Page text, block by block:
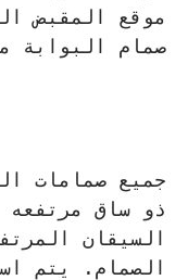
موقع المقبض
صمام البوابة
جميع صمامات
ذو ساق
السيقان
الصمام. يتم